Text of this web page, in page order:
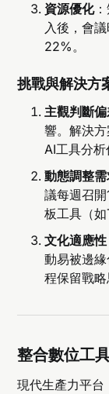
資源優化
入後，會
22%。
挑戰與解決方
主觀判斷
響。解決
AI工具分析
動態調整
議每週召
板工具（如
文化適應性
動易被邊
程保留戰略
整合數位工
現代生產力平